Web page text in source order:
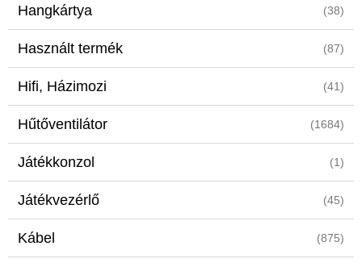
Hangkártya (38)
Használt termék (87)
Hifi, Házimozi (41)
Hűtőventilátor (1684)
Játékkonzol (1)
Játékvezérlő (45)
Kábel (875)